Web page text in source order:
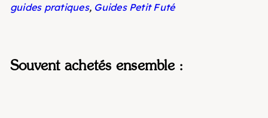
guides pratiques, Guides Petit Futé
Souvent achetés ensemble :